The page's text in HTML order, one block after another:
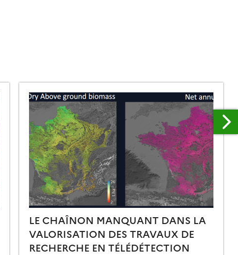
LE CHAÎNON MANQUANT DANS LA
VALORISATION DES TRAVAUX DE
RECHERCHE EN TÉLÉDÉTECTION